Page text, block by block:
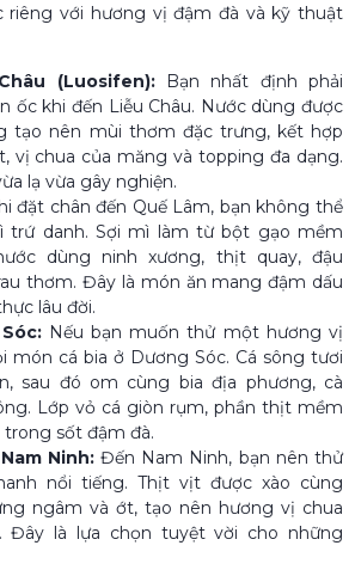
riêng với hương vị đậm đà và kỹ thuật
(Luosifen):Bạn nhất định phải
ốc khi đến Liễu Châu. Nước dùng được
tạo nên mùi thơm đặc trưng, kết hợp
vị chua của măng và topping đa dạng.
lạ vừa gây nghiện.
đặt chân đến Quế Lâm, bạn không thể
trứ danh. Sợi mì làm từ bột gạo mềm
dùng ninh xương, thịt quay, đậu
thơm. Đây là món ăn mang đậm dấu
lâu đời.
Nếu bạn muốn thử một hương vị
món cá bia ở Dương Sóc. Cá sông tươi
sau đó om cùng bia địa phương, cà
Lớp vỏ cá giòn rụm, phần thịt mềm
sốt đậm đà.
Ninh: Đến Nam Ninh, bạn nên thử
nổi tiếng. Thịt vịt được xào cùng
ngâm và ớt, tạo nên hương vị chua
Đây là lựa chọn tuyệt vời cho những